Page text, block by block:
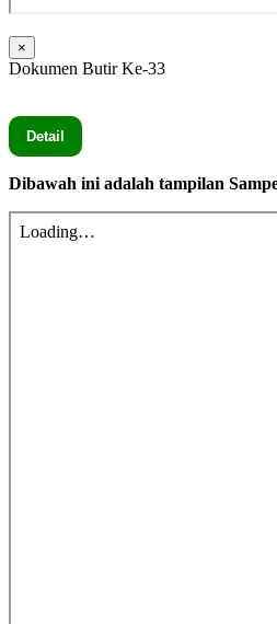
×
Dokumen Butir Ke-33
Detail
Dibawah ini adalah tampilan